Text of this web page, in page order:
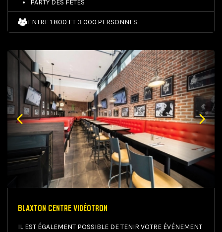
PARTY DES FÊTES
ENTRE 1 800 ET 3 000 PERSONNES
BLAXTON CENTRE VIDÉOTRON
IL EST ÉGALEMENT POSSIBLE DE TENIR VOTRE ÉVÉNEMENT